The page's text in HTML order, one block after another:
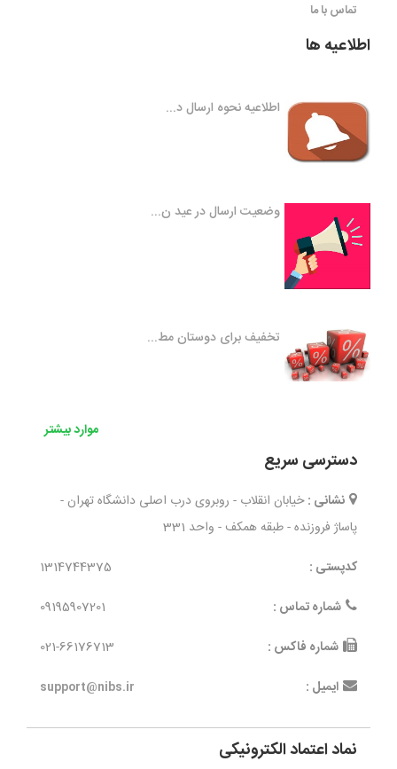
تماس با ما
اطلاعیه ها
اطلاعیه نحوه ارسال د...
وضعیت ارسال در عید ن...
تخفیف برای دوستان مط...
موارد بیشتر
دسترسی سریع
نشانی : خیابان انقلاب - روبروی درب اصلی دانشگاه تهران -
پاساژ فروزنده - طبقه همکف - واحد 331
کدپستی :
1314744375
شماره تماس :
09195907201
شماره فاکس :
021-66176713
ایمیل :
support@nibs.ir
نماد اعتماد الکترونیکی